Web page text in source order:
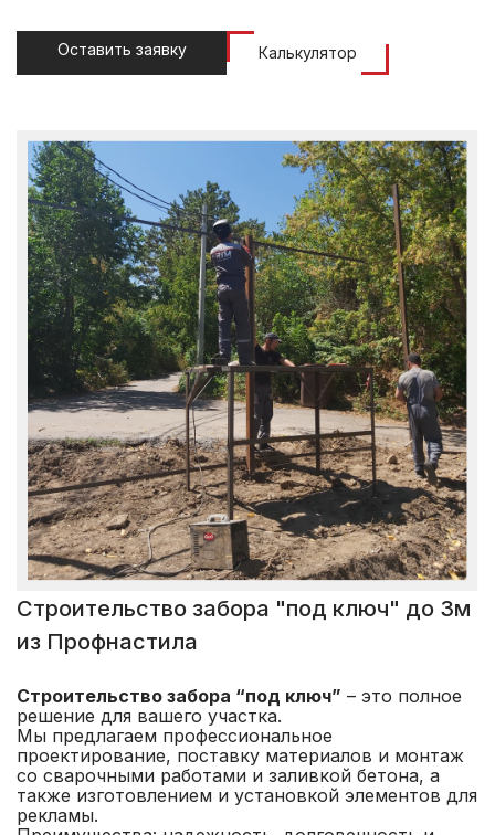
Оставить заявку Калькулятор
Строительство забора "под ключ" до 3м
из Профнастила
Строительство забора “под ключ” – это полное
решение для вашего участка.
Мы предлагаем профессиональное
проектирование, поставку материалов и монтаж
со сварочными работами и заливкой бетона, а
также изготовлением и установкой элементов для
рекламы.